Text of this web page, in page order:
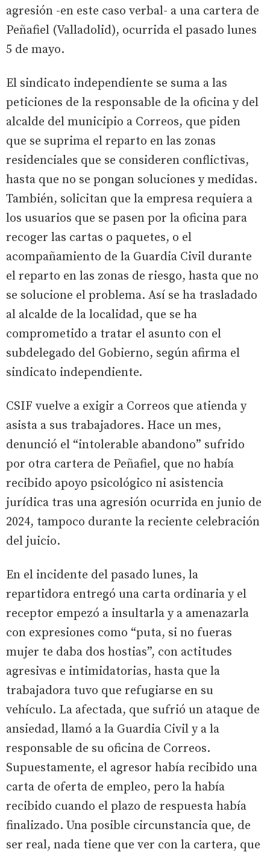
agresión -en este caso verbal- a una cartera de
Peñafiel (Valladolid), ocurrida el pasado lunes
5 de mayo.
El sindicato independiente se suma a las
peticiones de la responsable de la oficina y del
alcalde del municipio a Correos, que piden
que se suprima el reparto en las zonas
residenciales que se consideren conflictivas,
hasta que no se pongan soluciones y medidas.
También, solicitan que la empresa requiera a
los usuarios que se pasen por la oficina para
recoger las cartas o paquetes, o el
acompañamiento de la Guardia Civil durante
el reparto en las zonas de riesgo, hasta que no
se solucione el problema. Así se ha trasladado
al alcalde de la localidad, que se ha
comprometido a tratar el asunto con el
subdelegado del Gobierno, según afirma el
sindicato independiente.
CSIF vuelve a exigir a Correos que atienda y
asista a sus trabajadores. Hace un mes,
denunció el “intolerable abandono” sufrido
por otra cartera de Peñafiel, que no había
recibido apoyo psicológico ni asistencia
jurídica tras una agresión ocurrida en junio de
2024, tampoco durante la reciente celebración
del juicio.
En el incidente del pasado lunes, la
repartidora entregó una carta ordinaria y el
receptor empezó a insultarla y a amenazarla
con expresiones como “puta, si no fueras
mujer te daba dos hostias”, con actitudes
agresivas e intimidatorias, hasta que la
trabajadora tuvo que refugiarse en su
vehículo. La afectada, que sufrió un ataque de
ansiedad, llamó a la Guardia Civil y a la
responsable de su oficina de Correos.
Supuestamente, el agresor había recibido una
carta de oferta de empleo, pero la había
recibido cuando el plazo de respuesta había
finalizado. Una posible circunstancia que, de
ser real, nada tiene que ver con la cartera, que